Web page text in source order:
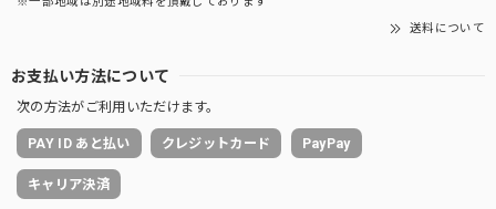
送料について
お支払い方法について
次の方法がご利用いただけます。
PAY ID あと払い クレジットカード PayPay
キャリア決済